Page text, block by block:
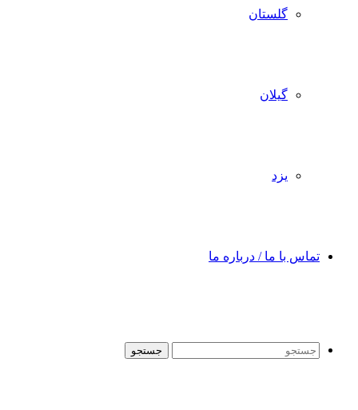
گلستان
گیلان
یزد
تماس با ما / درباره ما
جستجو